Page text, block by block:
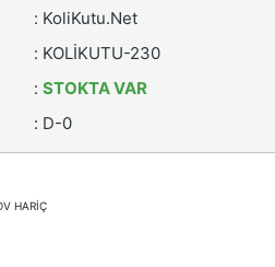
: KoliKutu.Net
: KOLİKUTU-230
: STOKTA VAR
: D-0
HARİÇ